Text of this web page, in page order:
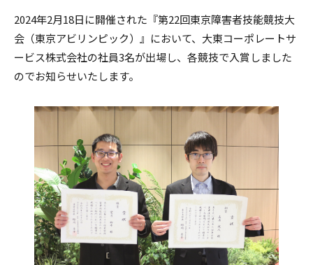
2024年2月18日に開催された『第22回東京障害者技能競技大
会（東京アビリンピック）』において、大東コーポレートサ
ービス株式会社の社員3名が出場し、各競技で入賞しました
のでお知らせいたします。